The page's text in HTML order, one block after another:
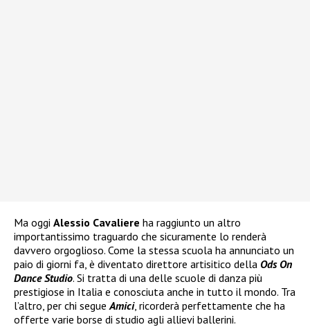
Ma oggi Alessio Cavaliere ha raggiunto un altro
importantissimo traguardo che sicuramente lo renderà
davvero orgoglioso. Come la stessa scuola ha annunciato un
paio di giorni fa, è diventato direttore artisitico della Ods On
Dance Studio. Si tratta di una delle scuole di danza più
prestigiose in Italia e conosciuta anche in tutto il mondo. Tra
l’altro, per chi segue Amici, ricorderà perfettamente che ha
offerte varie borse di studio agli allievi ballerini.